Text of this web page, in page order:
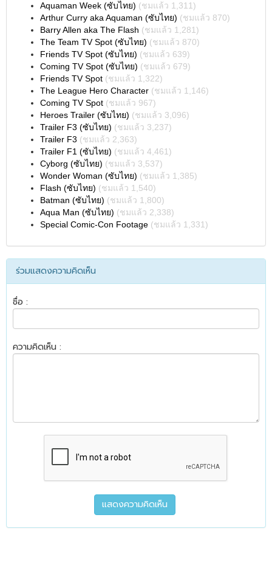
Aquaman Week (ซับไทย) (ชมแล้ว 1,311)
Arthur Curry aka Aquaman (ซับไทย) (ชมแล้ว 870)
Barry Allen aka The Flash (ชมแล้ว 1,281)
The Team TV Spot (ซับไทย) (ชมแล้ว 870)
Friends TV Spot (ซับไทย) (ชมแล้ว 639)
Coming TV Spot (ซับไทย) (ชมแล้ว 679)
Friends TV Spot (ชมแล้ว 1,322)
The League Hero Character (ชมแล้ว 1,146)
Coming TV Spot (ชมแล้ว 967)
Heroes Trailer (ซับไทย) (ชมแล้ว 3,096)
Trailer F3 (ซับไทย) (ชมแล้ว 3,237)
Trailer F3 (ชมแล้ว 2,363)
Trailer F1 (ซับไทย) (ชมแล้ว 4,461)
Cyborg (ซับไทย) (ชมแล้ว 3,537)
Wonder Woman (ซับไทย) (ชมแล้ว 1,385)
Flash (ซับไทย) (ชมแล้ว 1,540)
Batman (ซับไทย) (ชมแล้ว 1,800)
Aqua Man (ซับไทย) (ชมแล้ว 2,338)
Special Comic-Con Footage (ชมแล้ว 1,331)
ร่วมแสดงความคิดเห็น
ชื่อ :
ความคิดเห็น :